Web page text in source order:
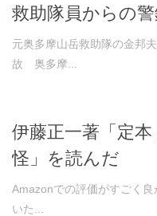
救助隊員からの
元奥多摩山岳救助隊の金邦
故 奥多摩...
伊藤正一著「定
怪」を読んだ
Amazonでの評価がすごく
いた...